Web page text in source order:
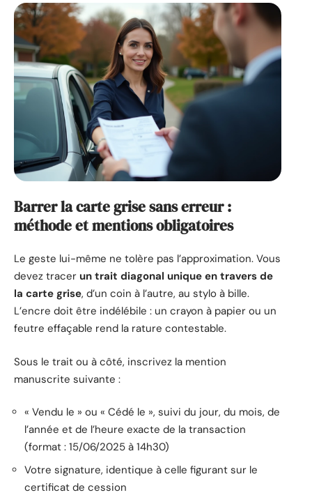
Barrer la carte grise sans erreur :
méthode et mentions obligatoires
Le geste lui-même ne tolère pas l’approximation. Vous
devez tracer un trait diagonal unique en travers de
la carte grise, d’un coin à l’autre, au stylo à bille.
L’encre doit être indélébile : un crayon à papier ou un
feutre effaçable rend la rature contestable.
Sous le trait ou à côté, inscrivez la mention
manuscrite suivante :
« Vendu le » ou « Cédé le », suivi du jour, du mois, de
l’année et de l’heure exacte de la transaction
(format : 15/06/2025 à 14h30)
Votre signature, identique à celle figurant sur le
certificat de cession